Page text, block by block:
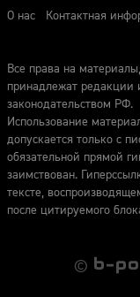
О нас
Контактная
Все права на
принадлежат редакции
законодательством РФ.
Использование
допускается только с
обязательной прямой
заимствован.
тексте,
после цитируемого
©